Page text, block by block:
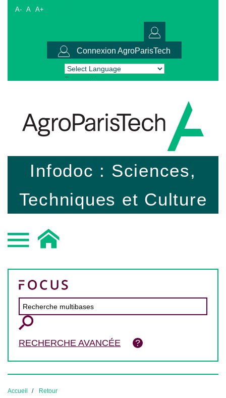
A- A A+
Connexion AgroParisTech
Powered by Translate
Infodoc : Sciences,
Techniques et Culture
RECHERCHE AVANCÉE
Accueil Retour